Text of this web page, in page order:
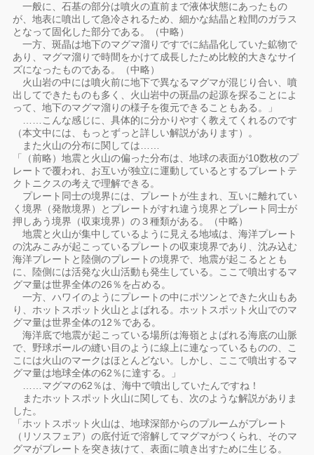
一般に、石基の部分は噴火の直前まで液体状態にあったもの
が、地表に噴出して急冷されるため、細かな結晶と粒間のガラス
となって固化した部分である。（中略）
一方、斑晶は地下のマグマ溜りですでに結晶化していた鉱物で
あり、マグマ溜りで時間をかけて成長したため比較的大きなサイ
ズになったものである。（中略）
火山岩の中には噴火前に地下で異なるマグマが混じり合い、噴
出してできたものも多く、火山岩中の斑晶の起源を探ることによ
って、地下のマグマ溜りの様子を復元できることもある。」
……こんな感じに、具体的に分かりやすく教えてくれるのです
（本文中には、もっとずっと詳しい解説があります）。
また火山の分布に関しては……
「（前略）地震と火山の偏った分布は、地球の表面が10数枚のプ
レートで覆われ、お互いが独立に運動しているとするプレートテ
クトニクスの考えで理解できる。
プレート同士の境界には、プレートが生まれ、互いに離れてい
く境界（発散境界）とプレートがすれ違う境界とプレート同士が
押しあう境界（収束境界）の３種類がある。（中略）
地震と火山が集中しているように見える地域は、海洋プレート
の沈みこみが起こっているプレートの収束境界であり、沈み込む
海洋プレートと陸側のプレートの境界で、地震が起こるととも
に、陸側には活発な火山活動も発生している。ここで噴出するマ
グマ量は世界全体の26％を占める。
一方、ハワイのようにプレートの中にポツンとできた火山もあ
り、ホットスポット火山とよばれる。ホットスポット火山でのマ
グマ量は世界全体の12％である。
海洋底で地震が起こっている場所は海嶺とよばれる海底の山脈
で、野球ボールの縫い目のように線上に連なっているものの、こ
こには火山のマークはほとんどない。しかし、ここで噴出するマ
グマ量は地球全体の62％に達する。」
……マグマの62％は、海中で噴出していたんですね！
またホットスポット火山に関しても、次のような解説がありま
した。
「ホットスポット火山は、地球深部からのプルームがプレート
（リソスフェア）の底付近で溶解してマグマがつくられ、そのマ
グマがプレートを突き抜けて、表面に噴き出すために生じる。